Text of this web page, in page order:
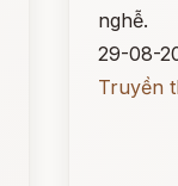
nghễ.
29-08-
Truyền